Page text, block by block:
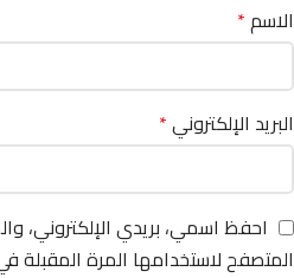
الاسم*
البريد الإلكتروني*
احفظ اسمي، بريدي الإلكتروني،
المتصفح لاستخدامها المرة المقبلة